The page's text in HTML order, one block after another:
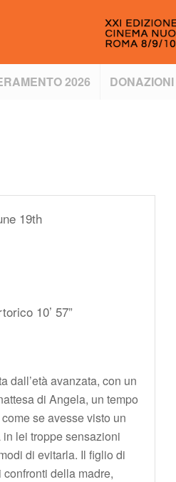
2026 DONAZIONI
19th
10’ 57”
dall’età avanzata, con un
di Angela, un tempo
se avesse visto un
lei troppe sensazioni
di evitarla. Il figlio di
della madre,